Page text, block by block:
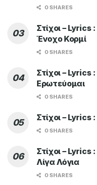
0 SHARES
Στίχοι – Lyrics
Ένοχο Κορμί
0 SHARES
Στίχοι –
Ερωτεύομαι
0 SHARES
Στίχοι –
0 SHARES
Στίχοι –
Λίγα Λόγια
0 SHARES